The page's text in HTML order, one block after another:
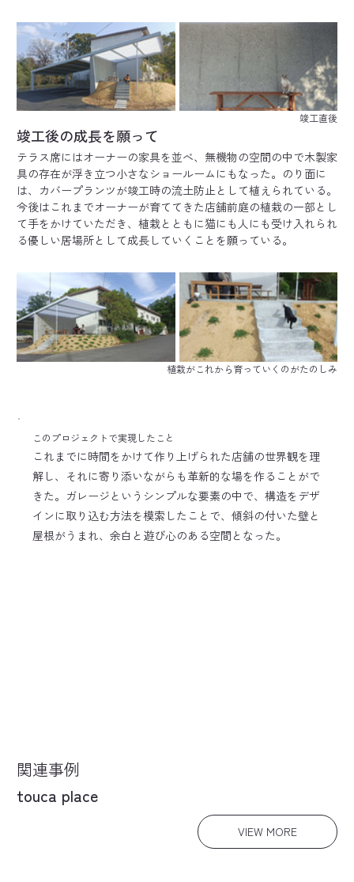
竣工直後
竣工後の成長を願って
テラス席にはオーナーの家具を並べ、無機物の空間の中で木製家
具の存在が浮き立つ小さなショールームにもなった。のり面に
は、カバープランツが竣工時の流土防止として植えられている。
今後はこれまでオーナーが育ててきた店舗前庭の植栽の一部とし
て手をかけていただき、植栽とともに猫にも人にも受け入れられ
る優しい居場所として成長していくことを願っている。
植栽がこれから育っていくのがたのしみ
このプロジェクトで実現したこと
これまでに時間をかけて作り上げられた店舗の世界観を理
解し、それに寄り添いながらも革新的な場を作ることがで
きた。ガレージというシンプルな要素の中で、構造をデザ
インに取り込む方法を模索したことで、傾斜の付いた壁と
屋根がうまれ、余白と遊び心のある空間となった。
関連事例
touca place
VIEW MORE